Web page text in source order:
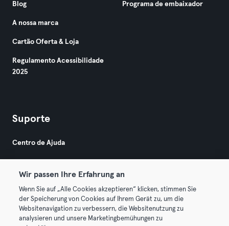
Blog
A nossa marca
Cartão Oferta & Loja
Regulamento Acessibilidade
2025
Programa de embaixador
Suporte
Centro de Ajuda
© 2026 Urban Sports Group GmbH. All rights reserved.
Wir passen Ihre Erfahrung an
Wenn Sie auf „Alle Cookies akzeptieren“ klicken, stimmen Sie
der Speicherung von Cookies auf Ihrem Gerät zu, um die
Websitenavigation zu verbessern, die Websitenutzung zu
analysieren und unsere Marketingbemühungen zu